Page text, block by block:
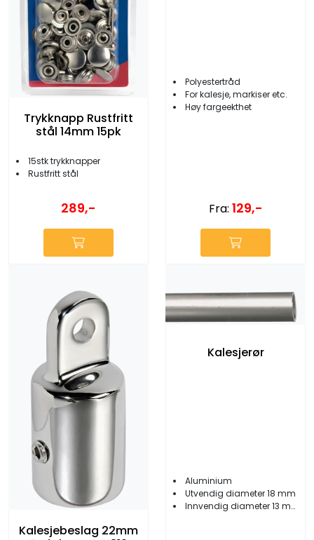
Trykknapp Rustfritt
stål 14mm 15pk
15stk trykknapper
Rustfritt stål
289,-
Polyestertråd
For kalesje, markiser etc.
Høy fargeekthet
Fra: 129,-
Kalesjebeslag 22mm
Kalesjerør
Aluminium
Utvendig diameter 18 mm
Innvendig diameter 13 mm